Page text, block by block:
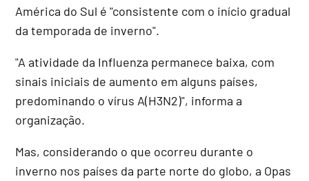
América do Sul é "consistente com o início gradual
da temporada de inverno".
"A atividade da Influenza permanece baixa, com
sinais iniciais de aumento em alguns países,
predominando o vírus A(H3N2)", informa a
organização.
Mas, considerando o que ocorreu durante o
inverno nos países da parte norte do globo, a Opas